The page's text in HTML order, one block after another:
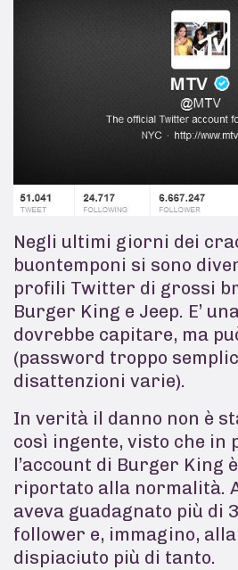
Negli ultimi giorni dei
buontemponi si sono
profili Twitter di grossi
Burger King e Jeep. E’
dovrebbe capitare, ma
(password troppo
disattenzioni varie).
In verità il danno non è
così ingente, visto che in
l’account di Burger King
riportato alla normalità.
aveva guadagnato più di
follower e, immagino,
dispiaciuto più di tanto.